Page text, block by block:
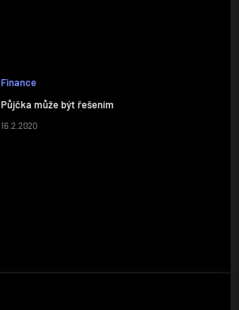
Finance
Půjčka může být řešením
16.2.2020